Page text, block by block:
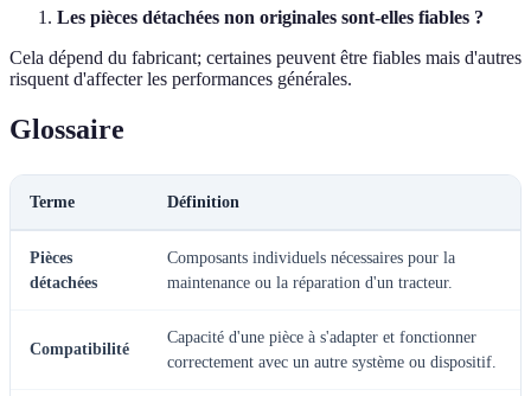
Les pièces détachées non originales sont-elles fiables ?
Cela dépend du fabricant; certaines peuvent être fiables mais d'autres
risquent d'affecter les performances générales.
Glossaire
Terme Définition
Pièces
détachées
Composants individuels nécessaires pour la
maintenance ou la réparation d'un tracteur.
Compatibilité
Capacité d'une pièce à s'adapter et fonctionner
correctement avec un autre système ou dispositif.